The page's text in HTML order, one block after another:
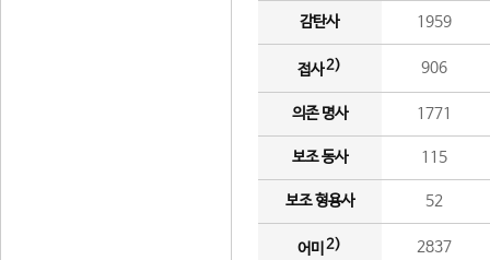
감탄사 1959
접사2) 906
의존 명사 1771
보조 동사 115
보조 형용사 52
어미 2) 2837